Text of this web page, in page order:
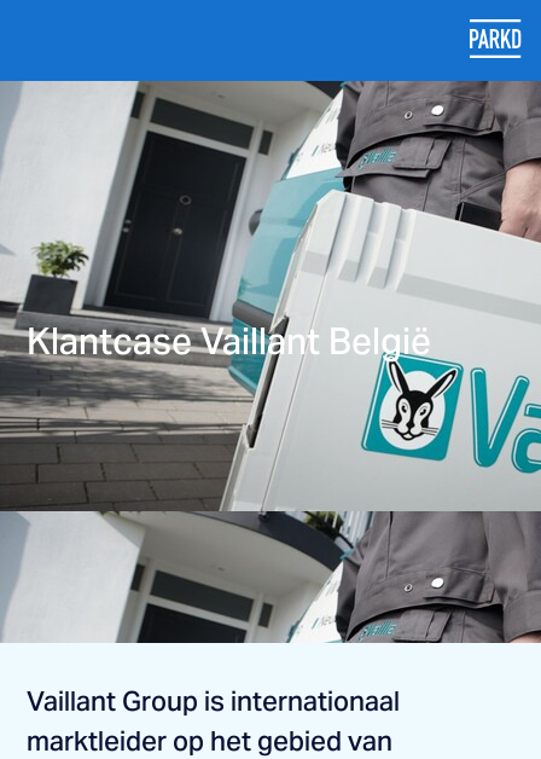
Klantcase Vaillant België
Vaillant Group is internationaal
marktleider op het gebied van